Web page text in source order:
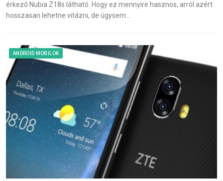
érkező Nubia Z18s látható. Hogy ez mennyire hasznos, arról azért
hosszasan lehetne vitázni, de úgysem…
ANDROID MOBILOK